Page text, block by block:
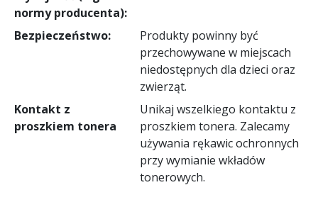
normy producenta):
Bezpieczeństwo:
Produkty powinny być
przechowywane w miejscach
niedostępnych dla dzieci oraz
zwierząt.
Kontakt z
proszkiem tonera
Unikaj wszelkiego kontaktu z
proszkiem tonera. Zalecamy
używania rękawic ochronnych
przy wymianie wkładów
tonerowych.